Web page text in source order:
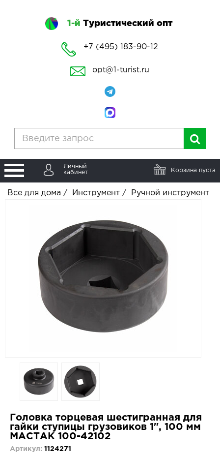
1-й Туристический опт
+7 (495) 183-90-12
opt@1-turist.ru
Личный
кабинет
Корзина пуста
Все для дома / Инструмент / Ручной инструмент
Головка торцевая шестигранная для
гайки ступицы грузовиков 1", 100 мм
МАСТАК 100-42102
Артикул: 1124271